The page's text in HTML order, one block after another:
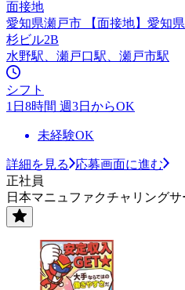
面接地
愛知県瀬戸市 【面接地】愛知
杉ビル2B
水野駅、瀬戸口駅、瀬戸市駅
シフト
1日8時間 週3日からOK
未経験OK
詳細を見る
応募画面に進む
正社員
日本マニュファクチャリングサ